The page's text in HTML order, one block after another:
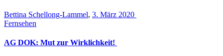
Bettina Schellong-Lammel, 3. März 2020
Fernsehen
AG DOK: Mut zur Wirklichkeit!